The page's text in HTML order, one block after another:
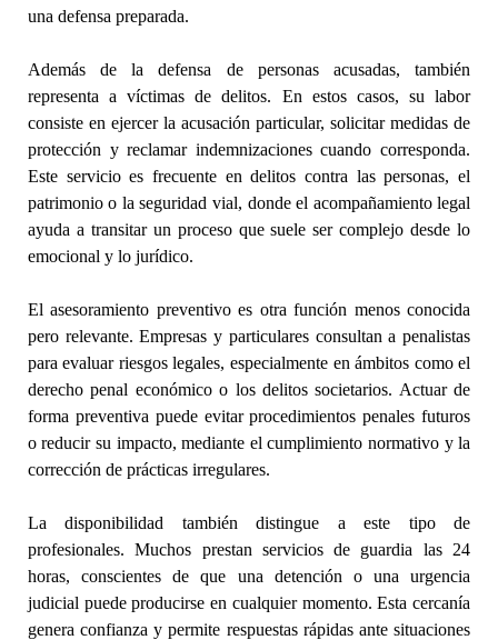
una defensa preparada.
Además de la defensa de personas acusadas, también
representa a víctimas de delitos. En estos casos, su labor
consiste en ejercer la acusación particular, solicitar medidas de
protección y reclamar indemnizaciones cuando corresponda.
Este servicio es frecuente en delitos contra las personas, el
patrimonio o la seguridad vial, donde el acompañamiento legal
ayuda a transitar un proceso que suele ser complejo desde lo
emocional y lo jurídico.
El asesoramiento preventivo es otra función menos conocida
pero relevante. Empresas y particulares consultan a penalistas
para evaluar riesgos legales, especialmente en ámbitos como el
derecho penal económico o los delitos societarios. Actuar de
forma preventiva puede evitar procedimientos penales futuros
o reducir su impacto, mediante el cumplimiento normativo y la
corrección de prácticas irregulares.
La disponibilidad también distingue a este tipo de
profesionales. Muchos prestan servicios de guardia las 24
horas, conscientes de que una detención o una urgencia
judicial puede producirse en cualquier momento. Esta cercanía
genera confianza y permite respuestas rápidas ante situaciones